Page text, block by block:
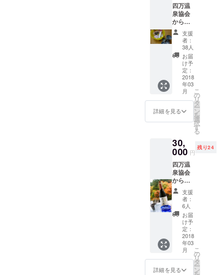
四万温
泉協会
からの
お礼状
四万温
泉オリ
ジナル
スマイ
ル缶
バッチ
四万温
泉絵馬
四万温
泉ミス
ト ケロ
リン桶
泉タオ
ル 四万
温泉
せっけ
ん 絆の
徳利
セット
支援
者：
38人
お届
け予
定：
2018
年03
月
詳細を見る
こ
の
リ
タ
ー
ン
を
選
択
す
る
30,
000 円
残り24
四万温
泉協会
からの
お礼状
四万温
泉オリ
ジナル
スマイ
ル缶
バッチ
四万温
泉絵馬
群馬の
地酒
支援
者：
6人
お届
け予
定：
2018
年03
月
詳細を見る
こ
の
リ
タ
ー
ン